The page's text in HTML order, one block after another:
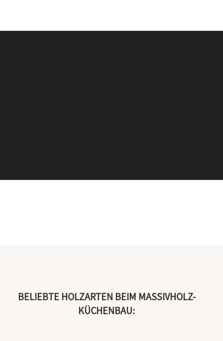
BELIEBTE HOLZARTEN BEIM MASSIVHOLZ-
KÜCHENBAU: